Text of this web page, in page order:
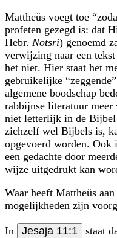
Mattheüs voegt toe
profeten gezegd is: dat
Hebr. Notsri) genoemd
verwijzing naar een
het niet. Hier staat het
gebruikelijke
zeggende
algemene boodschap
rabbijnse literatuur meer
niet letterlijk in de Bijbel
zichzelf wel Bijbels is,
opgevoerd worden. Ook
een gedachte door
wijze uitgedrukt kan
Waar heeft Mattheüs
mogelijkheden zijn
In Jesaja 11:1 staat